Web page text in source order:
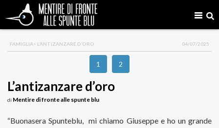
FAMIGLIA> L’ANTIZANZARE D’ORO 04/07/2025
1 2
L’antizanzare d’oro
di Mentire di fronte alle spunte blu
“Buonasera Spunteblu, mi chiamo Giuseppe e ho un grande